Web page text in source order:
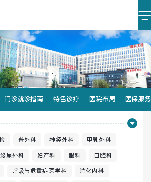
医院文化
环境照片
党建动态
门诊就诊指南 特色诊疗 医院布局 医保服务
普外科 神经外科 甲乳外科
泌尿外科 妇产科 眼科 口腔科
呼吸与危重症医学科 消化内科